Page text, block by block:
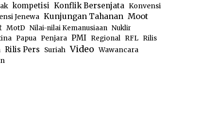
kompetisi Konflik Bersenjata Konvensi
Jenewa Kunjungan Tahanan Moot
MotD Nilai-nilai Kemanusiaan Nuklir
Papua Penjara PMI Regional RFL
Rilis
Rilis Pers Suriah Video Wawancara